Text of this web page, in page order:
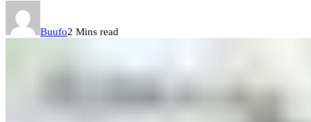
Buufo2 Mins read